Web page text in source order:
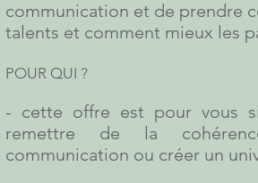
communication et de prendre
talents et comment mieux les
POUR QUI ?
- cette offre est pour vous
remettre de la
communication ou créer un